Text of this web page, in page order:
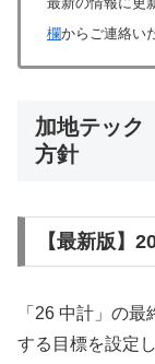
欄からご連絡い
加地テック
方針
【最新版】
「26 中計」の
する目標を設定し